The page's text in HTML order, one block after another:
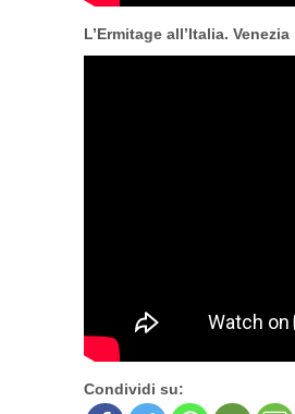
L’Ermitage all’Italia.
Condividi su: